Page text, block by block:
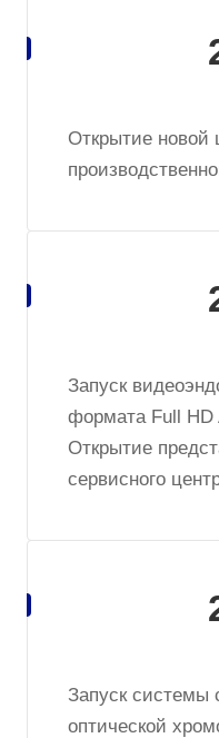
Открытие новой
Запуск
формата Full HD
Открытие
сервисного
Запуск системы
оптической